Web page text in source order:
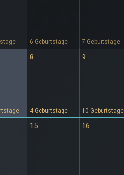
6 Geburtstage 7 Geburtstage
8
4 Geburtstage
9
10 Geburtstage
15 16